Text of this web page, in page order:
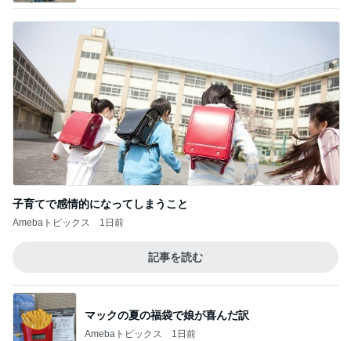
子育てで感情的になってしまうこと
Amebaトピックス 1日前
記事を読む
マックの夏の福袋で娘が喜んだ訳
Amebaトピックス 1日前